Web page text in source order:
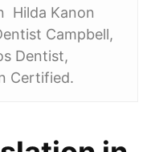
Hilda Kanon
Campbell,
Dentist,
Certified.